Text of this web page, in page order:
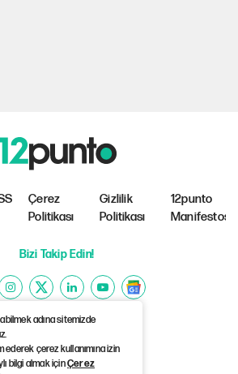
adına sitemizde
çerez kullanımına izin
bilgi almak içinÇerez
Çerez
Politikası
Gizlilik
Politikası
12punto
Manifestosu
Bizi Takip Edin!
2026 12punto